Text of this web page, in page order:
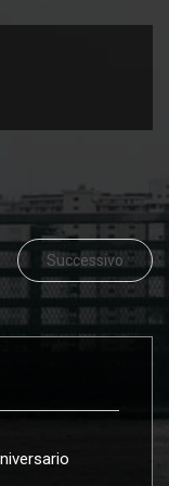
Successivo